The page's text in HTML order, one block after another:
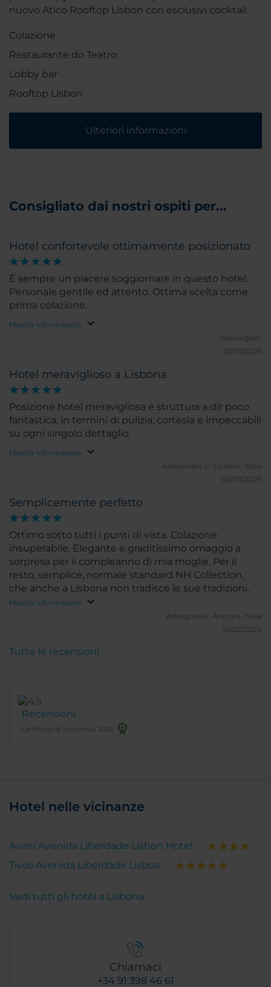
nuovo Atico Rooftop Lisbon con esclusivi cocktail.
Colazione
Restaurante do Teatro
Lobby bar
Rooftop Lisbon
Ulteriori informazioni
Consigliato dai nostri ospiti per...
Hotel confortevole ottimamente posizionato
È sempre un piacere soggiornare in questo hotel.
Personale gentile ed attento. Ottima scelta come
prima colazione.
Mostra informazioni
Vanniagost.
20/01/2026
Hotel meraviglioso a Lisbona
Posizione hotel meravigliosa e struttura a dir poco
fantastica, in termini di pulizia, cortesia e impeccabili
su ogni singolo dettaglio
Mostra informazioni
Alessandro C.
Lizzano, Italia
03/09/2025
Semplicemente perfetto
Ottimo sotto tutti i punti di vista. Colazione
insuperabile. Elegante e graditissimo omaggio a
sorpresa per il compleanno di mia moglie. Per il
resto, semplice, normale standard NH Collection,
che anche a Lisbona non tradisce le sue tradizioni.
Mostra informazioni
Antagostini. Ancona, Italia
14/02/2024
Recensioni
Certificato di Eccellenza 2025
Tutte le recensioni
Hotel nelle vicinanze
Avani Avenida Liberdade Lisbon Hotel
Tivoli Avenida Liberdade Lisboa
Vedi tutti gli hotel a Lisbona
Chiamaci
+34 91 398 46 61